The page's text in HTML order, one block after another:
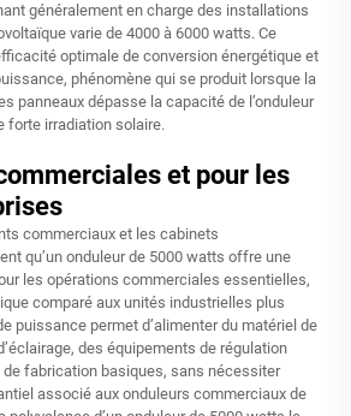
généralement en charge des installations
varie de 4000 à 6000 watts. Ce
optimale de conversion énergétique et
phénomène qui se produit lorsque la
panneaux dépasse la capacité de l’onduleur
forte irradiation solaire.
et pour les
commerciaux et les cabinets
qu’un onduleur de 5000 watts offre une
les opérations commerciales essentielles,
comparé aux unités industrielles plus
puissance permet d’alimenter du matériel de
des équipements de régulation
fabrication basiques, sans nécessiter
associé aux onduleurs commerciaux de